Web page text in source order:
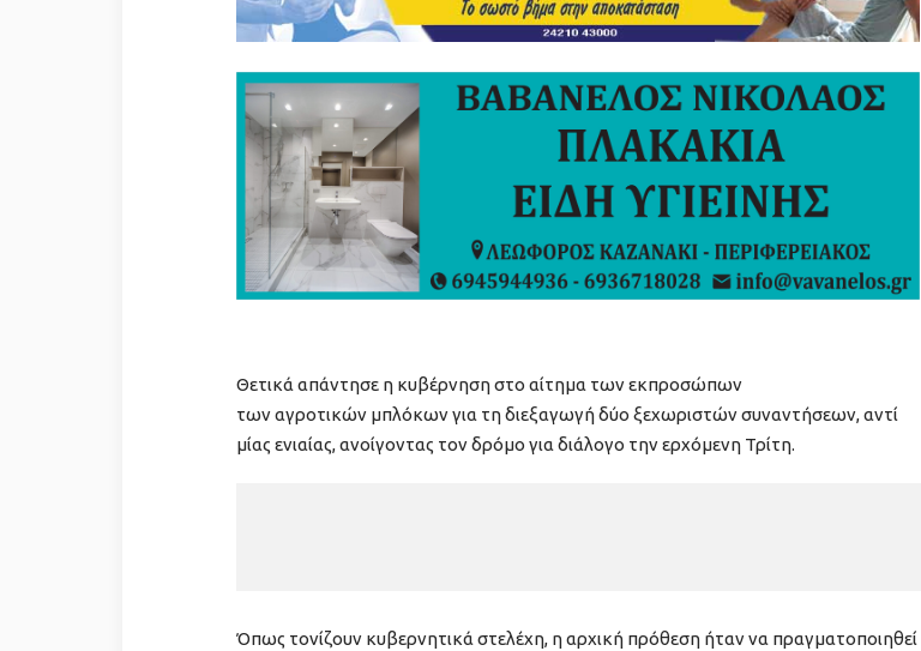
Θετικά απάντησε η κυβέρνηση στο αίτημα των εκπροσώπων
των αγροτικών μπλόκων για τη διεξαγωγή δύο ξεχωριστών συναντήσεων, αντί
μίας ενιαίας, ανοίγοντας τον δρόμο για διάλογο την ερχόμενη Τρίτη.
Όπως τονίζουν κυβερνητικά στελέχη, η αρχική πρόθεση ήταν να πραγματοποιηθεί